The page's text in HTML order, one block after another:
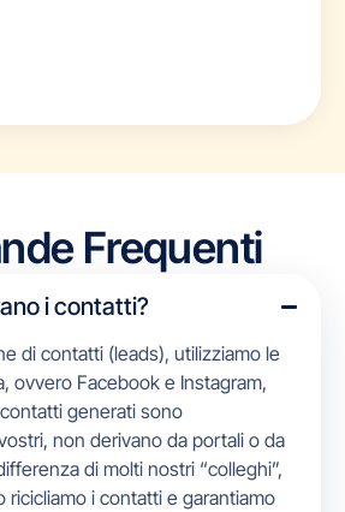
Frequenti
i contatti?
di contatti (leads), utilizziamo le
ovvero Facebook e Instagram,
generati sono
non derivano da portali o da
di molti nostri “colleghi”,
ricicliamo i contatti e garantiamo